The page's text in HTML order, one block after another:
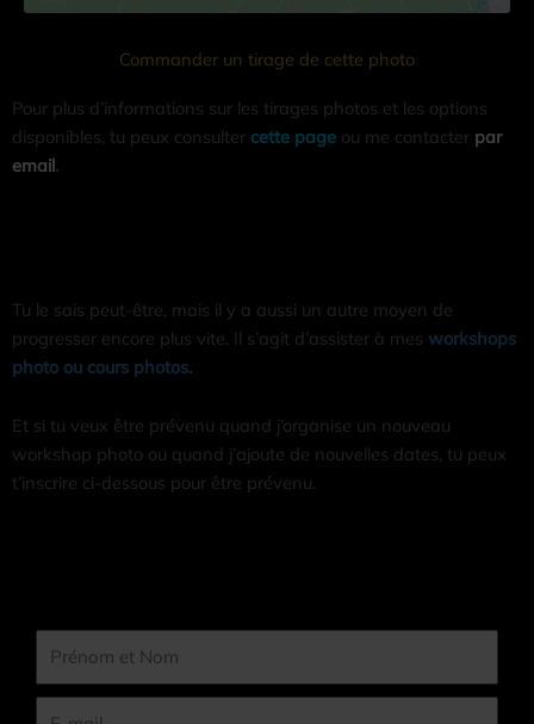
Commander un tirage de cette photo
Pour plus d’informations sur les tirages photos et les options
disponibles, tu peux consulter cette page ou me contacter par
email.
Tu le sais peut-être, mais il y a aussi un autre moyen de
progresser encore plus vite. Il s’agit d’assister à mes workshops
photo ou cours photos.
Et si tu veux être prévenu quand j’organise un nouveau
workshop photo ou quand j’ajoute de nouvelles dates, tu peux
t’inscrire ci-dessous pour être prévenu.
Nom